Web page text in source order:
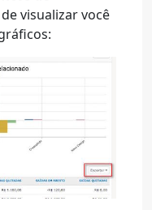
visualizar você